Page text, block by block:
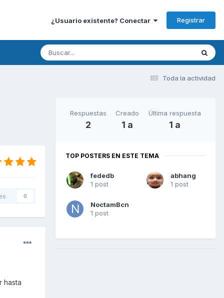
¿Usuario existente? Conectar Registrar
Toda la actividad
0
hasta
Respuestas
2
Creado
1 a
Última respuesta
1 a
TOP POSTERS EN ESTE TEMA
fededb
1 post
abhang
1 post
NoctamBcn
1 post